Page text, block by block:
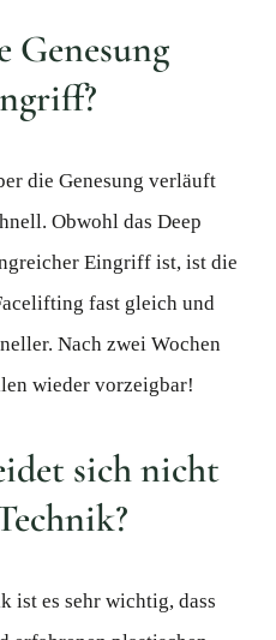
Genesung
die Genesung verläuft
Obwohl das Deep
Eingriff ist, ist die
fast gleich und
Nach zwei Wochen
wieder vorzeigbar!
sich nicht
ist es sehr wichtig, dass